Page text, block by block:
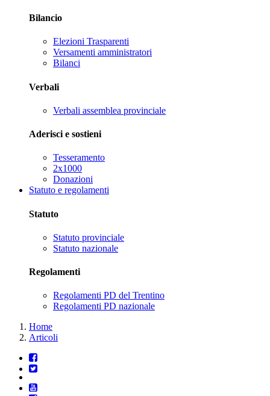
Bilancio
Elezioni Trasparenti
Versamenti amministratori
Bilanci
Verbali
Verbali assemblea provinciale
Aderisci e sostieni
Tesseramento
2x1000
Donazioni
Statuto e regolamenti
Statuto
Statuto provinciale
Statuto nazionale
Regolamenti
Regolamenti PD del Trentino
Regolamenti PD nazionale
Home
Articoli